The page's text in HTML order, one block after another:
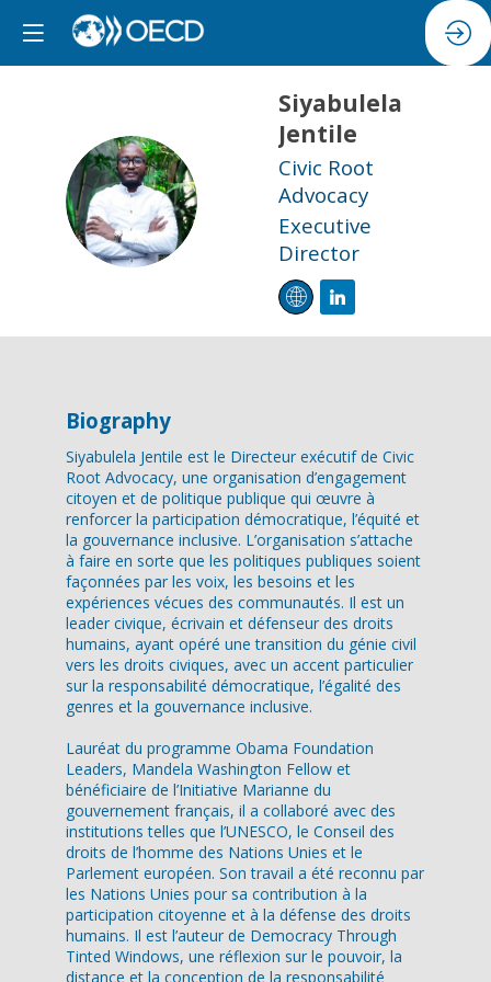
SJ
Siyabulela
Jentile
Civic Root
Advocacy
Executive
Director
Biography
Siyabulela Jentile est le Directeur exécutif de Civic
Root Advocacy, une organisation d’engagement
citoyen et de politique publique qui œuvre à
renforcer la participation démocratique, l’équité et
la gouvernance inclusive. L’organisation s’attache
à faire en sorte que les politiques publiques soient
façonnées par les voix, les besoins et les
expériences vécues des communautés. Il est un
leader civique, écrivain et défenseur des droits
humains, ayant opéré une transition du génie civil
vers les droits civiques, avec un accent particulier
sur la responsabilité démocratique, l’égalité des
genres et la gouvernance inclusive.
Lauréat du programme Obama Foundation
Leaders, Mandela Washington Fellow et
bénéficiaire de l’Initiative Marianne du
gouvernement français, il a collaboré avec des
institutions telles que l’UNESCO, le Conseil des
droits de l’homme des Nations Unies et le
Parlement européen. Son travail a été reconnu par
les Nations Unies pour sa contribution à la
participation citoyenne et à la défense des droits
humains. Il est l’auteur de Democracy Through
Tinted Windows, une réflexion sur le pouvoir, la
distance et la conception de la responsabilité